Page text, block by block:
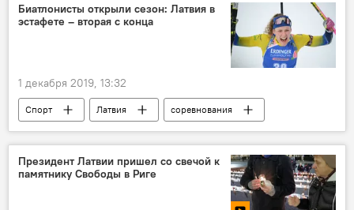
Биатлонисты открыли сезон: Латвия в
эстафете – вторая с конца
1 декабря 2019, 13:32
Спорт Латвия
соревнования
Кубок мира по биатлону
Президент Латвии пришел со свечой к
памятнику Свободы в Риге